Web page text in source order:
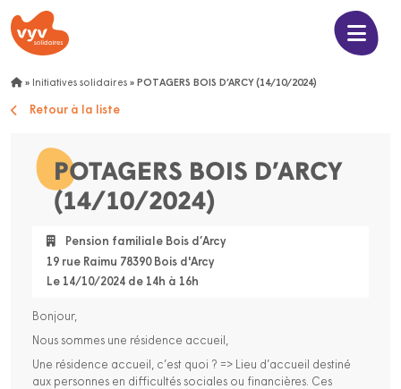
» Initiatives solidaires » POTAGERS BOIS D’ARCY (14/10/2024)
Retour à la liste
POTAGERS BOIS D’ARCY
(14/10/2024)
Pension familiale Bois d’Arcy
19 rue Raimu 78390 Bois d'Arcy
Le 14/10/2024 de 14h à 16h
Bonjour,
Nous sommes une résidence accueil,
Une résidence accueil, c’est quoi ? => Lieu d’accueil destiné
aux personnes en difficultés sociales ou financières. Ces